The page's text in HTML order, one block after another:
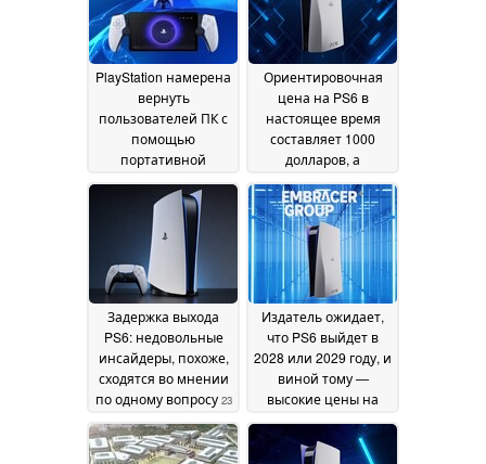
PlayStation намерена
вернуть
пользователей ПК с
помощью
портативной
консоли PS6 и
эксклюзивных игр
June 2026
Ориентировочная
цена на PS6 в
настоящее время
составляет 1000
долларов, а
задержка даты
выпуска может
привести к
дальнейшему
удорожанию
консоли 28 June 2026
Задержка выхода
PS6: недовольные
инсайдеры, похоже,
сходятся во мнении
по одному вопросу 23
June 2026
Издатель ожидает,
что PS6 выйдет в
2028 или 2029 году, и
виной тому —
высокие цены на
память19 June 2026